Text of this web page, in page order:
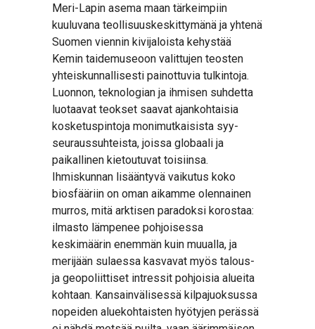
Meri-Lapin asema maan tärkeimpiin
kuuluvana teollisuuskeskittymänä ja yhtenä
Suomen viennin kivijaloista kehystää
Kemin taidemuseoon valittujen teosten
yhteiskunnallisesti painottuvia tulkintoja.
Luonnon, teknologian ja ihmisen suhdetta
luotaavat teokset saavat ajankohtaisia
kosketuspintoja monimutkaisista syy-
seuraussuhteista, joissa globaali ja
paikallinen kietoutuvat toisiinsa.
Ihmiskunnan lisääntyvä vaikutus koko
biosfääriin on oman aikamme olennainen
murros, mitä arktisen paradoksi korostaa:
ilmasto lämpenee pohjoisessa
keskimäärin enemmän kuin muualla, ja
merijään sulaessa kasvavat myös talous-
ja geopoliittiset intressit pohjoisia alueita
kohtaan. Kansainvälisessä kilpajuoksussa
nopeiden aluekohtaisten hyötyjen perässä